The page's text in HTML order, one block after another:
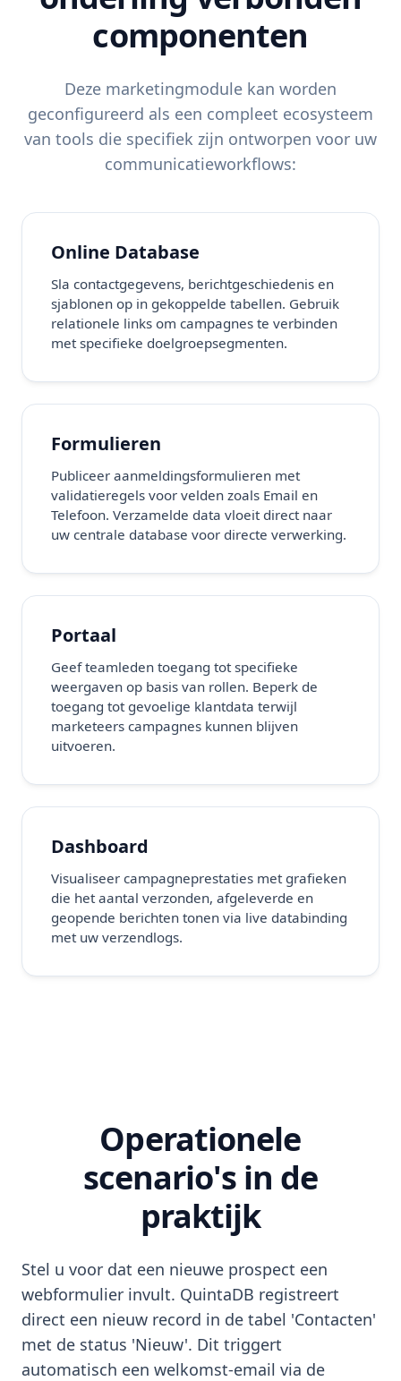
componenten
Deze marketingmodule kan worden
geconfigureerd als een compleet ecosysteem
van tools die specifiek zijn ontworpen voor uw
communicatieworkflows:
Online Database
Sla contactgegevens, berichtgeschiedenis en
sjablonen op in gekoppelde tabellen. Gebruik
relationele links om campagnes te verbinden
met specifieke doelgroepsegmenten.
Formulieren
Publiceer aanmeldingsformulieren met
validatieregels voor velden zoals Email en
Telefoon. Verzamelde data vloeit direct naar
uw centrale database voor directe verwerking.
Portaal
Geef teamleden toegang tot specifieke
weergaven op basis van rollen. Beperk de
toegang tot gevoelige klantdata terwijl
marketeers campagnes kunnen blijven
uitvoeren.
Dashboard
Visualiseer campagneprestaties met grafieken
die het aantal verzonden, afgeleverde en
geopende berichten tonen via live databinding
met uw verzendlogs.
Operationele
scenario's in de
praktijk
Stel u voor dat een nieuwe prospect een
webformulier invult. QuintaDB registreert
direct een nieuw record in de tabel 'Contacten'
met de status 'Nieuw'. Dit triggert
automatisch een welkomst-email via de